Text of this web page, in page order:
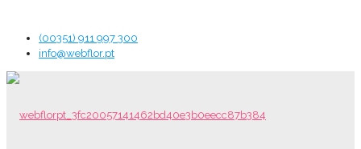
(00351) 911 997 300
info@webflor.pt